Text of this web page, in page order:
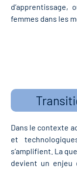
femmes dans les
Dans le contexte
et
s’amplifient. La
devient un enjeu